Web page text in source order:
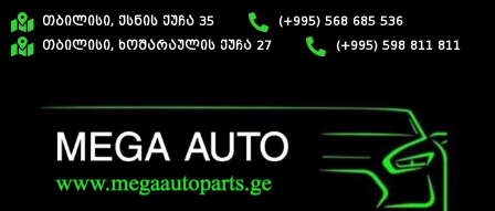
თბილისი, ქსნის ქუჩა 35
(+995) 568 685 536
თბილისი, ხოშარაულის ქუჩა 27
(+995) 598 811 811